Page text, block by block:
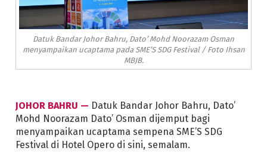
Datuk Bandar Johor Bahru, Dato’ Mohd Noorazam Osman
menyampaikan ucaptama pada SME’S SDG Festival / Foto Ihsan
MBJB.
JOHOR BAHRU — Datuk Bandar Johor Bahru, Dato’
Mohd Noorazam Dato’ Osman dijemput bagi
menyampaikan ucaptama sempena SME’S SDG
Festival di Hotel Opero di sini, semalam.